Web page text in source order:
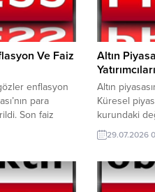
dolarlık
Ve Faiz
enflasyon
para
Son faiz
37
piyasalar
kalıcı
politikaları
Altın
Altın
Küresel
kurundaki
üzerinde
seyir izliyor.
altın 6 bin
29.07.2026